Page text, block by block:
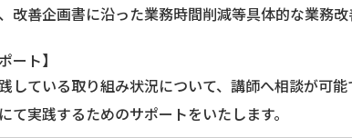
改善企画書に沿った業務時間削減等具体的な業務改
ート】
している取り組み状況について、講師へ相談が可能
て実践するためのサポートをいたします。